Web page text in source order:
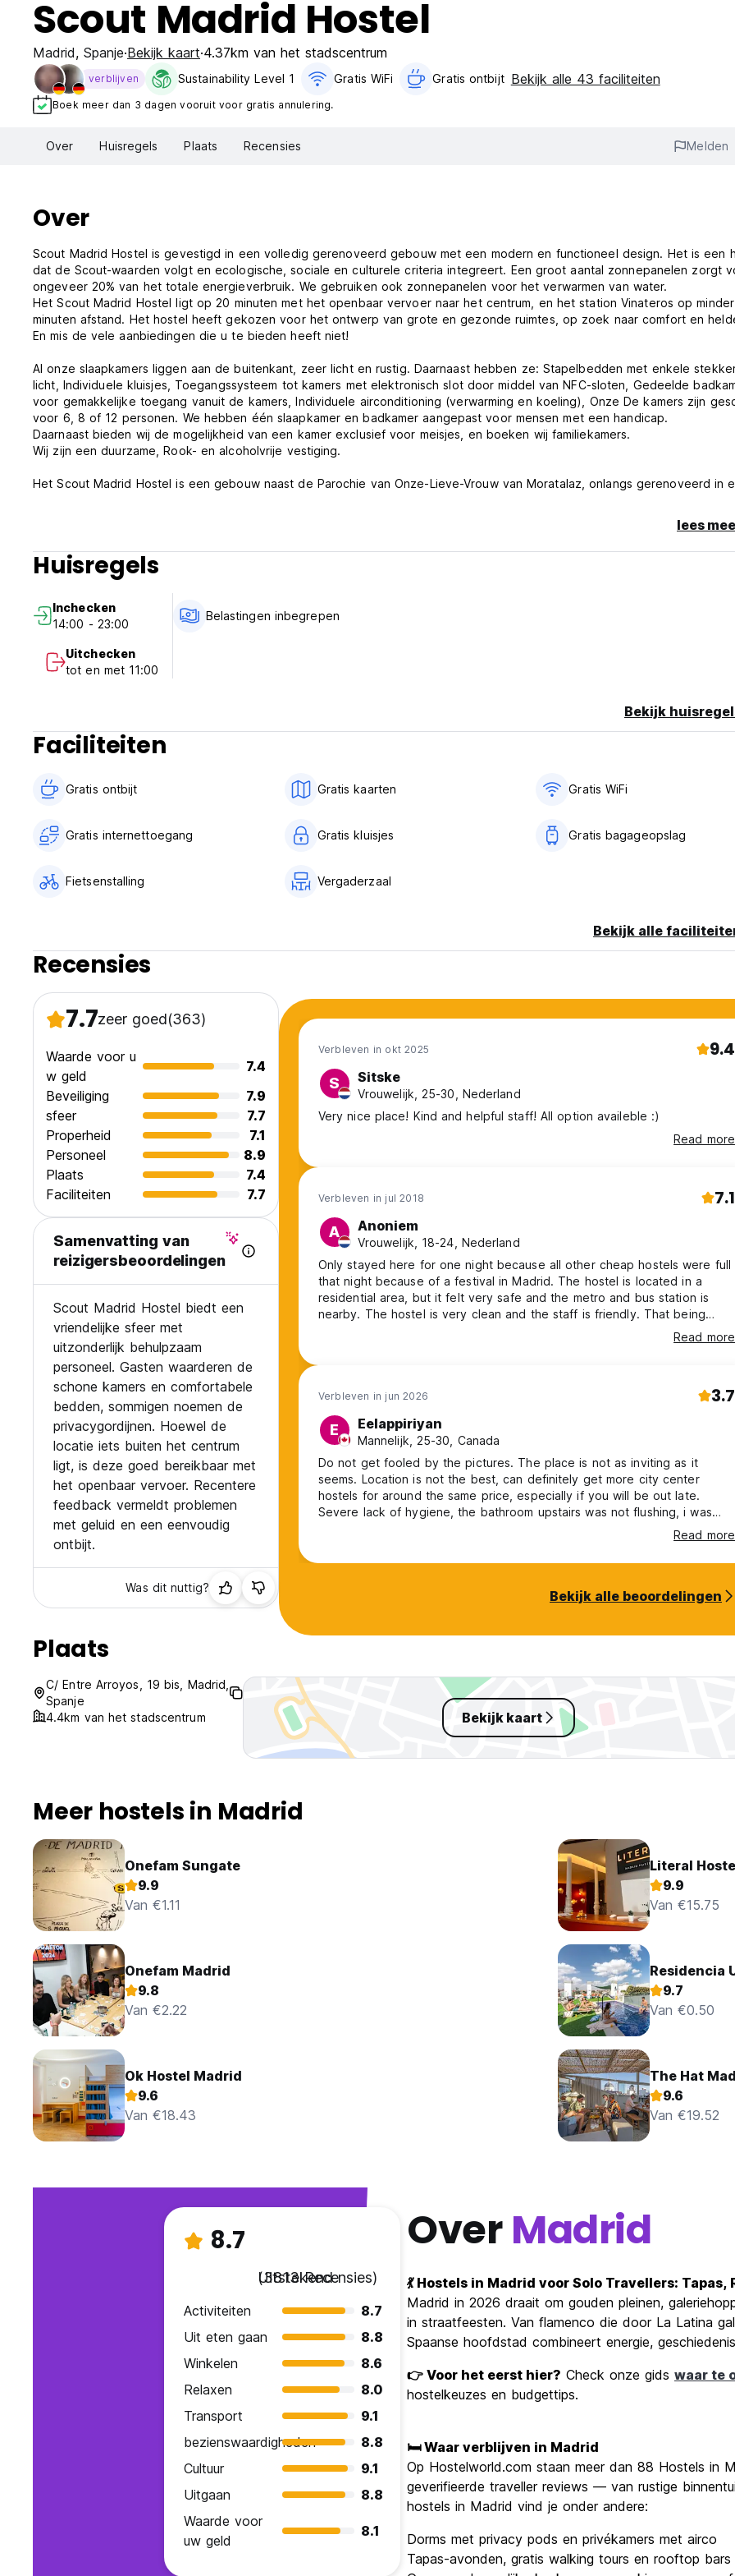
Scout Madrid Hostel
Madrid, Spanje Bekijk kaart 4.37km van het stadscentrum
verblijven Sustainability Level 1 Gratis WiFi Gratis ontbijt‎ Bekijk alle 43 faciliteiten
Boek meer dan 3 dagen vooruit voor gratis annulering.
Over Huisregels Plaats Recensies Melden
Over
Scout Madrid Hostel is gevestigd in een volledig gerenoveerd gebouw met een modern en functioneel design. Het is een
dat de Scout-waarden volgt en ecologische, sociale en culturele criteria integreert. Een groot aantal zonnepanelen zorgt
ongeveer 20% van het totale energieverbruik. We gebruiken ook zonnepanelen voor het verwarmen van water.
Het Scout Madrid Hostel ligt op 20 minuten met het openbaar vervoer naar het centrum, en het station Vinateros op
minuten afstand. Het hostel heeft gekozen voor het ontwerp van grote en gezonde ruimtes, op zoek naar comfort en
En mis de vele aanbiedingen die u te bieden heeft niet!
Al onze slaapkamers liggen aan de buitenkant, zeer licht en rustig. Daarnaast hebben ze: Stapelbedden met enkele
licht, Individuele kluisjes, Toegangssysteem tot kamers met elektronisch slot door middel van NFC-sloten, Gedeelde
voor gemakkelijke toegang vanuit de kamers, Individuele airconditioning (verwarming en koeling), Onze De kamers zijn
voor 6, 8 of 12 personen. We hebben één slaapkamer en badkamer aangepast voor mensen met een handicap.
Daarnaast bieden wij de mogelijkheid van een kamer exclusief voor meisjes, en boeken wij familiekamers.
Wij zijn een duurzame, Rook- en alcoholvrije vestiging.
Het Scout Madrid Hostel is een gebouw naast de Parochie van Onze-Lieve-Vrouw van Moratalaz, onlangs gerenoveerd in
lees
Huisregels
Inchecken
14:00 - 23:00
Uitchecken
tot en met 11:00
Belastingen inbegrepen
Bekijk
Faciliteiten
Gratis ontbijt‎ Gratis kaarten Gratis WiFi
Gratis internettoegang Gratis kluisjes Gratis bagageopslag
Fietsenstalling Vergaderzaal
Bekijk alle
Recensies
7.7zeer goed(363)
Waarde voor u
w geld
7.4
Beveiliging
7.9
sfeer
7.7
Properheid
7.1
Personeel
8.9
Plaats
7.4
Faciliteiten
7.7
Samenvatting van
reizigersbeoordelingen
Scout Madrid Hostel biedt een
vriendelijke sfeer met
uitzonderlijk behulpzaam
personeel. Gasten waarderen de
schone kamers en comfortabele
bedden, sommigen noemen de
privacygordijnen. Hoewel de
locatie iets buiten het centrum
ligt, is deze goed bereikbaar met
het openbaar vervoer. Recentere
feedback vermeldt problemen
met geluid en een eenvoudig
ontbijt.
Was dit nuttig?
Verbleven in okt 2025 9.4
S Sitske
Vrouwelijk, 25-30, Nederland
Very nice place! Kind and helpful staff! All option availeble :)
Read more
Verbleven in jul 2018 7.1
A Anoniem
Vrouwelijk, 18-24, Nederland
Only stayed here for one night because all other cheap hostels were full
that night because of a festival in Madrid. The hostel is located in a
residential area, but it felt very safe and the metro and bus station is
nearby. The hostel is very clean and the staff is friendly. That being
said, there is no atmosphere at all; it's really quiet and the accomodation
looks boring. Don't expect the backpackers vibe here! It's more a place
Read more
Verbleven in jun 2026 3.7
E Eelappiriyan
Mannelijk, 25-30, Canada
Do not get fooled by the pictures. The place is not as inviting as it
seems. Location is not the best, can definitely get more city center
hostels for around the same price, especially if you will be out late.
Severe lack of hygiene, the bathroom upstairs was not flushing, i was
met with a bed with no pillow and when asking for one the employee
simply shoved something in a sheet and gave it to me. The room itself is
very stinky, and in the morning i found a dead cockroach on the floor.
Read more
Bekijk alle beoordelingen
Plaats
C/ Entre Arroyos, 19 bis, Madrid,
Spanje
4.4km van het stadscentrum
Bekijk kaart
Meer hostels in Madrid
Onefam Sungate
9.9
Van €1.11
Literal
9.9
Van €15.75
Onefam Madrid
9.8
Van €2.22
Residencia
9.7
Van €0.50
Ok Hostel Madrid
9.6
Van €18.43
The Hat
9.6
Van €19.52
8.7
Uitstekend
(3813 Recensies)
Activiteiten
8.7
Uit eten gaan
8.8
Winkelen
8.6
Relaxen
8.0
Transport
9.1
bezienswaardigheden
8.8
Cultuur
9.1
Uitgaan
8.8
Waarde voor
uw geld
8.1
OverMadrid
💃 Hostels in Madrid voor Solo Travellers:
Madrid in 2026 draait om gouden pleinen,
in straatfeesten. Van flamenco die door La Latina
Spaanse hoofdstad combineert energie,
👉 Voor het eerst hier? Check onze gids waar te
hostelkeuzes en budgettips.
🛏️ Waar verblijven in Madrid
Op Hostelworld.com staan meer dan 88 Hostels in
geverifieerde traveller reviews — van rustige
hostels in Madrid vind je onder andere:
Dorms met privacy pods en privékamers met airco
Tapas-avonden, gratis walking tours en rooftop bars